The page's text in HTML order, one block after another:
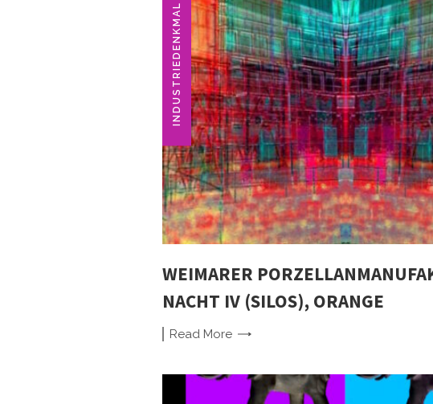
INDUSTRIEDENKMAL
WEIMARER
NACHT IV (SILOS), ORANGE
Read More